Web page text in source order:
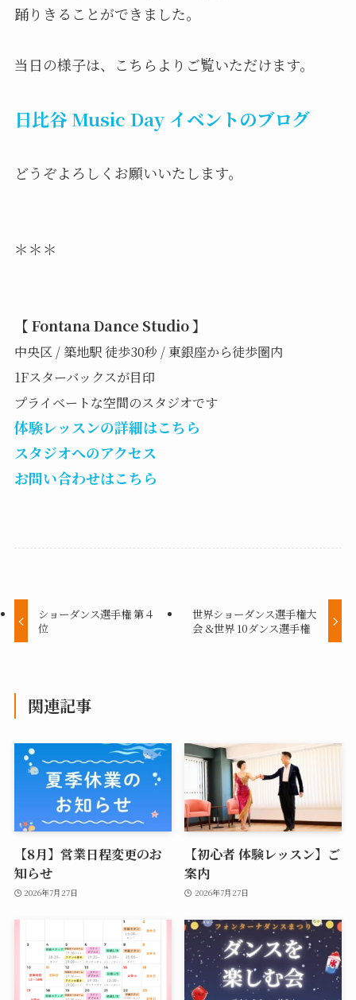
踊りきることができました。
当日の様子は、こちらよりご覧いただけます。
日比谷 Music Day イベントのブログ
どうぞよろしくお願いいたします。
＊＊＊
【 Fontana Dance Studio 】
中央区 / 築地駅 徒歩30秒 / 東銀座から徒歩圏内
1Fスターバックスが目印
プライベートな空間のスタジオです
体験レッスンの詳細はこちら
スタジオへのアクセス
お問い合わせはこちら
ショーダンス選手権 第４
位
世界ショーダンス選手権大
会 &世界 10ダンス選手権
関連記事
【8月】営業日程変更のお
知らせ
2026年7月27日
【初心者 体験レッスン】ご
案内
2026年7月27日